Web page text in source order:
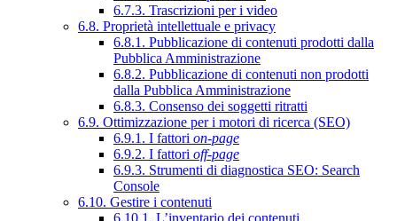
6.7.3. Trascrizioni per i video
6.8. Proprietà intellettuale e privacy
6.8.1. Pubblicazione di contenuti prodotti dalla
Pubblica Amministrazione
6.8.2. Pubblicazione di contenuti non prodotti
dalla Pubblica Amministrazione
6.8.3. Consenso dei soggetti ritratti
6.9. Ottimizzazione per i motori di ricerca (SEO)
6.9.1. I fattori on-page
6.9.2. I fattori off-page
6.9.3. Strumenti di diagnostica SEO: Search
Console
6.10. Gestire i contenuti
6.10.1. L’inventario dei contenuti